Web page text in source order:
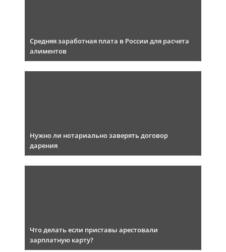
Средняя заработная плата в России для расчета
алиментов
Нужно ли нотариально заверять договор
дарения
Что делать если приставы арестовали
зарплатную карту?